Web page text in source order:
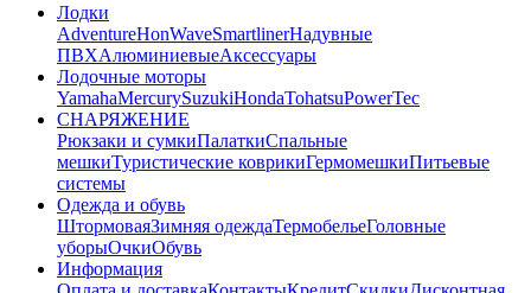
Лодки
AdventureHonWaveSmartlinerНадувные
ПВХАлюминиевыеАксессуары
Лодочные моторы
YamahaMercurySuzukiHondaTohatsuPowerTec
СНАРЯЖЕНИЕ
Рюкзаки и сумкиПалаткиСпальные
мешкиТуристические коврикиГермомешкиПитьевые
системы
Одежда и обувь
ШтормоваяЗимняя одеждаТермобельеГоловные
уборыОчкиОбувь
Информация